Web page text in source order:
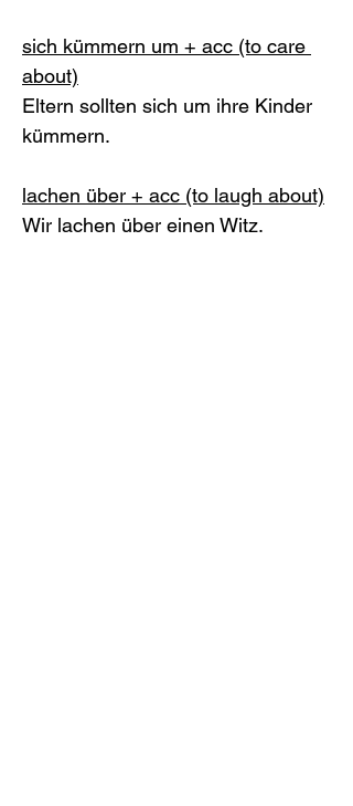
sich kümmern um + acc (to care
about)
Eltern sollten sich um ihre Kinder
kümmern.
lachen über + acc (to laugh about)
Wir lachen über einen Witz.